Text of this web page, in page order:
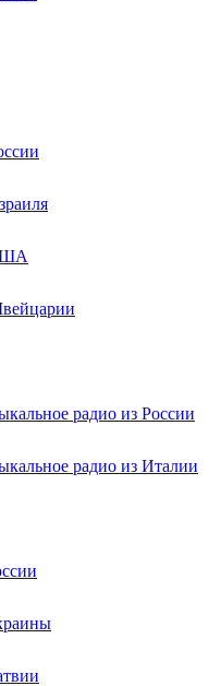
радио из России
радио из Италии